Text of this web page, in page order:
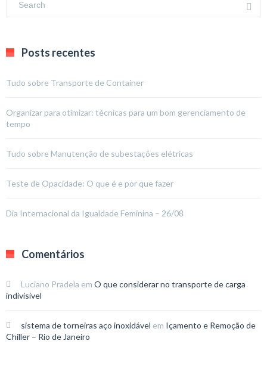
Posts recentes
Tudo sobre Transporte de Container
Organizar para otimizar: técnicas para um bom gerenciamento de
tempo
Tudo sobre Manutenção de subestações elétricas
Teste de Opacidade: O que é e por que fazer
Dia Internacional da Igualdade Feminina – 26/08
Comentários
Luciano Pradela em O que considerar no transporte de carga
indivisível
sistema de torneiras aço inoxidável em Içamento e Remoção de
Chiller – Rio de Janeiro